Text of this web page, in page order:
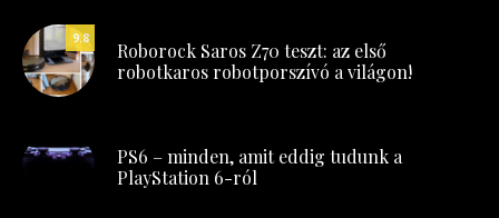
9.8
Roborock Saros Z70 teszt: az első
robotkaros robotporszívó a világon!
PS6 – minden, amit eddig tudunk a
PlayStation 6-ról